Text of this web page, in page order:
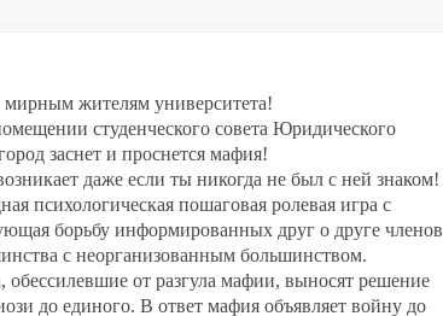
жителям университета!
студенческого совета Юридического
заснет и проснется мафия!
даже если ты никогда не был с ней знаком!
психологическая пошаговая ролевая игра с
борьбу информированных друг о друге членов
с неорганизованным большинством.
обессилевшие от разгула мафии, выносят решение
до единого. В ответ мафия объявляет войну до